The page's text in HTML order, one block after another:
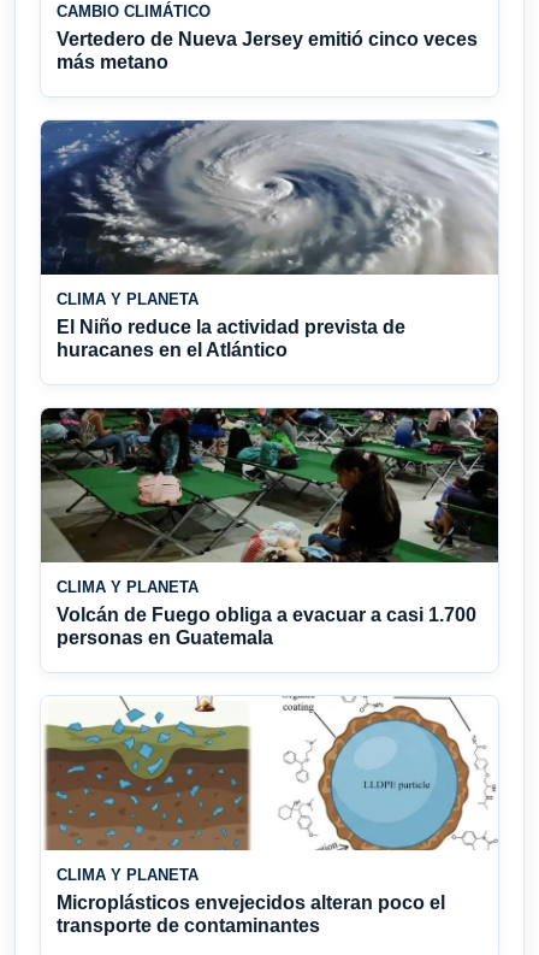
CAMBIO CLIMÁTICO
Vertedero de Nueva Jersey emitió cinco veces
más metano
CLIMA Y PLANETA
El Niño reduce la actividad prevista de
huracanes en el Atlántico
CLIMA Y PLANETA
Volcán de Fuego obliga a evacuar a casi 1.700
personas en Guatemala
CLIMA Y PLANETA
Microplásticos envejecidos alteran poco el
transporte de contaminantes